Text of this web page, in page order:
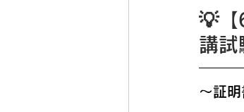
💡【
講試
～証